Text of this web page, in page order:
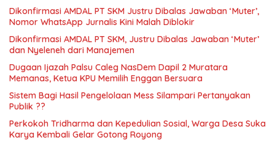
Dikonfirmasi AMDAL PT SKM Justru Dibalas Jawaban ‘Muter’,
Nomor WhatsApp Jurnalis Kini Malah Diblokir
Dikonfirmasi AMDAL PT SKM, Justru Dibalas Jawaban ‘Muter’
dan Nyeleneh dari Manajemen
Dugaan Ijazah Palsu Caleg NasDem Dapil 2 Muratara
Memanas, Ketua KPU Memilih Enggan Bersuara
Sistem Bagi Hasil Pengelolaan Mess Silampari Pertanyakan
Publik ??
Perkokoh Tridharma dan Kepedulian Sosial, Warga Desa Suka
Karya Kembali Gelar Gotong Royong